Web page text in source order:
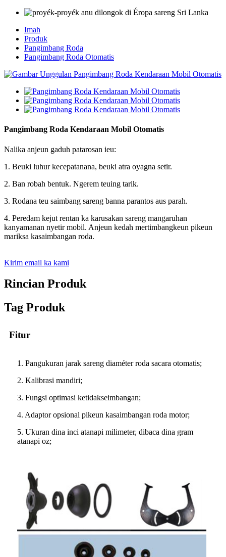
Imah
Produk
Pangimbang Roda
Pangimbang Roda Otomatis
Pangimbang Roda Kendaraan Mobil Otomatis
Nalika anjeun gaduh patarosan ieu:
1. Beuki luhur kecepatanana, beuki atra oyagna setir.
2. Ban robah bentuk. Ngerem teuing tarik.
3. Rodana teu saimbang sareng banna parantos aus parah.
4. Peredam kejut rentan ka karusakan sareng mangaruhan
kanyamanan nyetir mobil. Anjeun kedah mertimbangkeun pikeun
mariksa kasaimbangan roda.
Kirim email ka kami
Rincian Produk
Tag Produk
Fitur
1. Pangukuran jarak sareng diaméter roda sacara otomatis;
2. Kalibrasi mandiri;
3. Fungsi optimasi ketidakseimbangan;
4. Adaptor opsional pikeun kasaimbangan roda motor;
5. Ukuran dina inci atanapi milimeter, dibaca dina gram
atanapi oz;